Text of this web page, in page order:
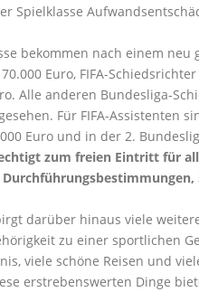
Spielklasse
bekommen nach einem
Euro, FIFA-
Alle anderen Bundesliga-
Für FIFA-Assistenten
Euro und in der 2.
zum freien Eintritt für
darüber hinaus viele
zu einer sportlichen
viele schöne Reisen und
erstrebenswerten Dinge